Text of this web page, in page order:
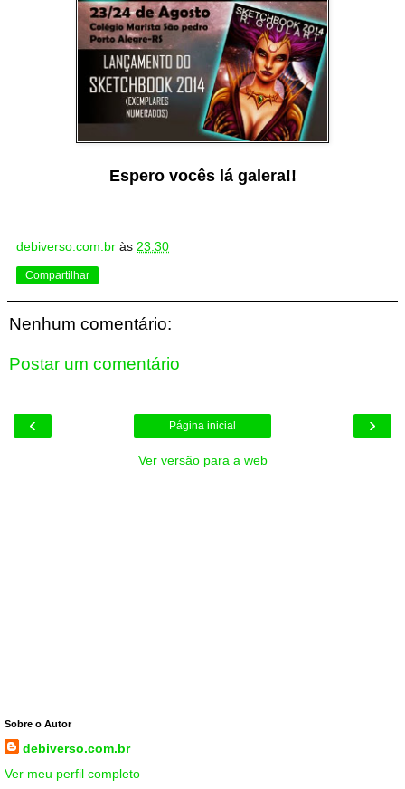
Espero vocês lá galera!!
debiverso.com.br às 23:30
Compartilhar
Nenhum comentário:
Postar um comentário
‹ ›
Página inicial
Ver versão para a web
Sobre o Autor
debiverso.com.br
Ver meu perfil completo